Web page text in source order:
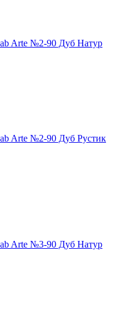
Arte №2-90 Дуб Натур
Arte №2-90 Дуб Рустик
Arte №3-90 Дуб Натур